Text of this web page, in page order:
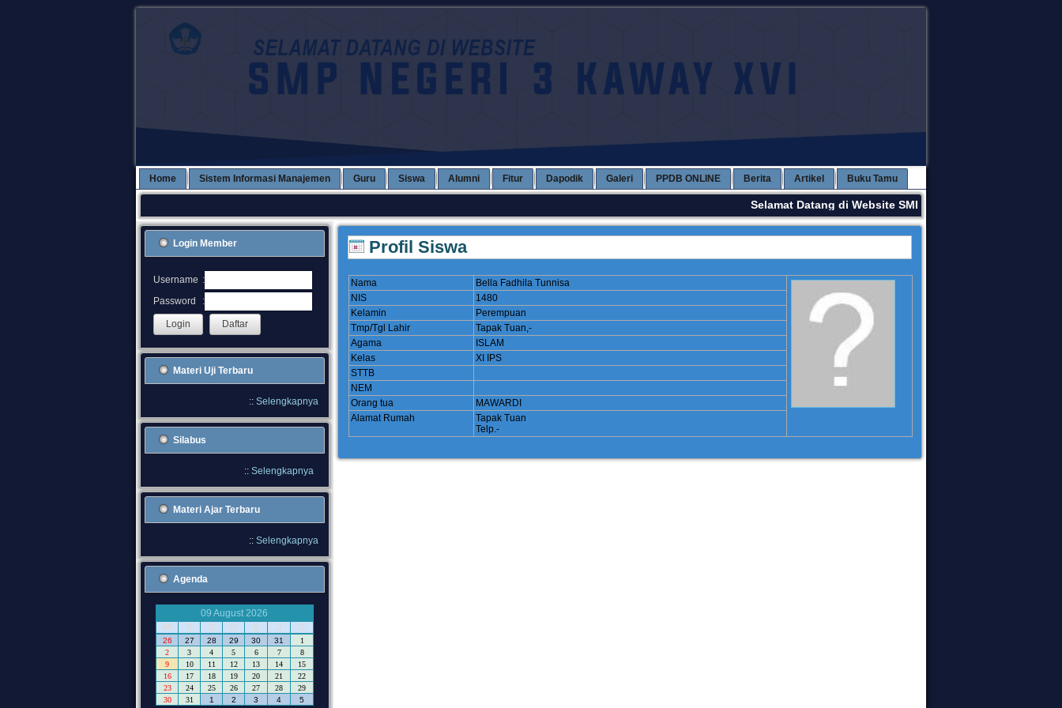
Home Sistem Informasi Manajemen Guru Siswa Alumni Fitur Dapodik Galeri PPDB ONLINE Berita Artikel Buku Tamu
Selamat Datang di Website SMPN 3 KAWAY XVI. Terima
Login Member
Username :
Password
:
Materi Uji Terbaru
:: Selengkapnya
Silabus
:: Selengkapnya
Materi Ajar Terbaru
:: Selengkapnya
Agenda
09 August 2026
M
S S R K J S
26 27 28 29 30 31
1
2
3 4 5 6 7
8
9
10 11 12 13 14
15
16
17 18 19 20 21
22
23
24 25 26 27 28
29
30
31 1 2 3 4 5
Profil Siswa
Nama
Bella Fadhila Tunnisa
NIS
1480
Kelamin
Perempuan
Tmp/Tgl Lahir
Tapak Tuan,-
Agama
ISLAM
Kelas
XI IPS
STTB
NEM
Orang tua
MAWARDI
Alamat Rumah
Tapak Tuan
Telp.-